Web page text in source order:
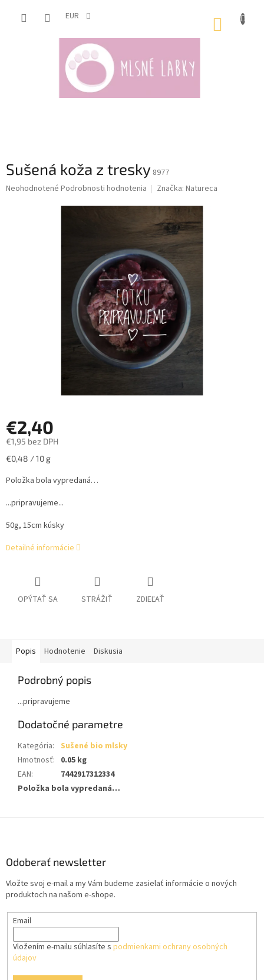
EUR
Sušená koža z tresky 8977
Priemerné
Neohodnotené Podrobnosti hodnotenia Značka: Natureca
€2,40
€1,95 bez DPH
Jednotková
€0,48 / 10 g
Položka bola vypredaná…
...pripravujeme...
50g, 15cm kúsky
Detailné informácie
OPÝTAŤ SA STRÁŽIŤ ZDIEĽAŤ
Popis Hodnotenie Diskusia
Podrobný popis
...pripravujeme
Dodatočné parametre
Kategória:
Sušené bio mlsky
Hmotnosť: 0.05 kg
EAN:
7442917312334
Položka bola vypredaná…
Odoberať newsletter
Vložte svoj e-mail a my Vám budeme zasielať informácie o nových
produktoch na našom e-shope.
Email
Vložením e-mailu súhlasíte s podmienkami ochrany osobných
údajov